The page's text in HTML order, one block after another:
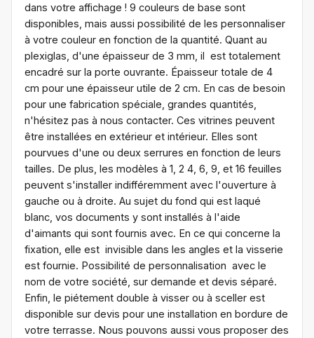
dans votre affichage ! 9 couleurs de base sont
disponibles, mais aussi possibilité de les personnaliser
à votre couleur en fonction de la quantité. Quant au
plexiglas, d'une épaisseur de 3 mm, il est totalement
encadré sur la porte ouvrante. Épaisseur totale de 4
cm pour une épaisseur utile de 2 cm. En cas de besoin
pour une fabrication spéciale, grandes quantités,
n'hésitez pas à nous contacter. Ces vitrines peuvent
être installées en extérieur et intérieur. Elles sont
pourvues d'une ou deux serrures en fonction de leurs
tailles. De plus, les modèles à 1, 2 4, 6, 9, et 16 feuilles
peuvent s'installer indifféremment avec l'ouverture à
gauche ou à droite. Au sujet du fond qui est laqué
blanc, vos documents y sont installés à l'aide
d'aimants qui sont fournis avec. En ce qui concerne la
fixation, elle est invisible dans les angles et la visserie
est fournie. Possibilité de personnalisation avec le
nom de votre société, sur demande et devis séparé.
Enfin, le piétement double à visser ou à sceller est
disponible sur devis pour une installation en bordure de
votre terrasse. Nous pouvons aussi vous proposer des